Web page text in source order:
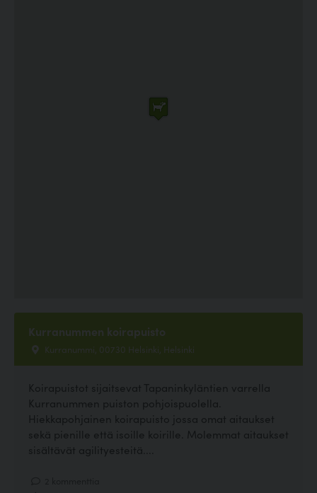
Kurranummen koirapuisto
Kurranummi, 00730 Helsinki, Helsinki
Koirapuistot sijaitsevat Tapaninkyläntien varrella
Kurranummen puiston pohjoispuolella.
Hiekkapohjainen koirapuisto jossa omat aitaukset
sekä pienille että isoille koirille. Molemmat aitaukset
sisältävät agilityesteitä....